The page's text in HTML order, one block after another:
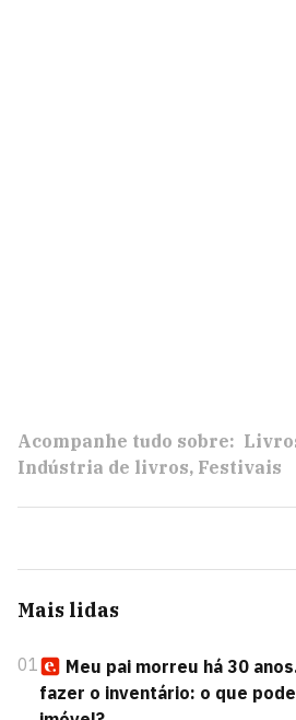
Acompanhe tudo sobre:
Indústria de livros Festivais
Mais lidas
01
Meu pai morreu há 30
fazer o inventário: o que